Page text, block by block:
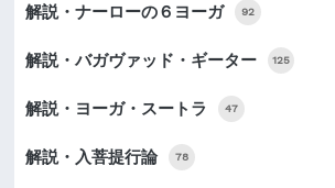
解説・ナーローの６ヨーガ 92
解説・バガヴァッド・ギーター 125
解説・ヨーガ・スートラ 47
解説・入菩提行論 78